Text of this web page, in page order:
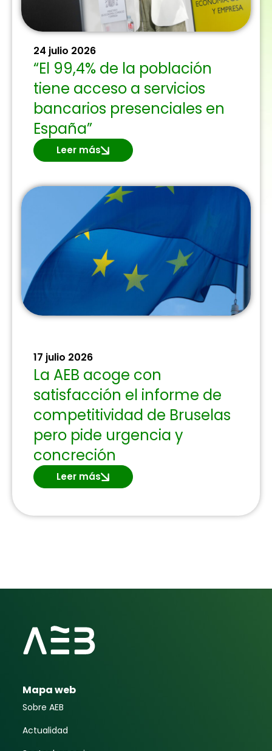
24 julio 2026
“El 99,4% de la población
tiene acceso a servicios
bancarios presenciales en
España”
Leer más
17 julio 2026
La AEB acoge con
satisfacción el informe de
competitividad de Bruselas
pero pide urgencia y
concreción
Leer más
Mapa web
Sobre AEB
Actualidad